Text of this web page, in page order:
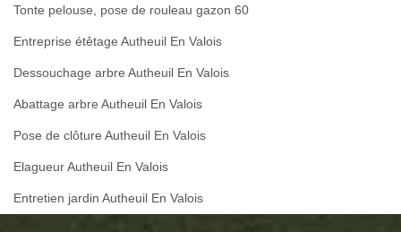
Tonte pelouse, pose de rouleau gazon 60
Entreprise étêtage Autheuil En Valois
Dessouchage arbre Autheuil En Valois
Abattage arbre Autheuil En Valois
Pose de clôture Autheuil En Valois
Elagueur Autheuil En Valois
Entretien jardin Autheuil En Valois